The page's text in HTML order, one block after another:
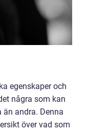
egenskaper och
några som kan
andra. Denna
över vad som